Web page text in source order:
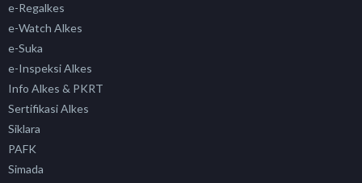
e-Regalkes
e-Watch Alkes
e-Suka
e-Inspeksi Alkes
Info Alkes & PKRT
Sertifikasi Alkes
Siklara
PAFK
Simada